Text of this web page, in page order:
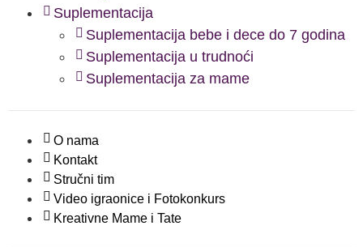
Suplementacija
Suplementacija bebe i dece do 7 godina
Suplementacija u trudnoći
Suplementacija za mame
O nama
Kontakt
Stručni tim
Video igraonice i Fotokonkurs
Kreativne Mame i Tate